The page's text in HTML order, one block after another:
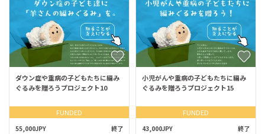
ダウン症や重病の子どもたちに編み
ぐるみを贈ろうプロジェクト10
FUNDED
55,000JPY 終了
小児がんや重病の子どもたちに編み
ぐるみを贈ろうプロジェクト15
FUNDED
43,000JPY 終了